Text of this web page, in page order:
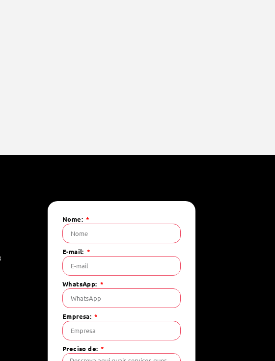
Nome:
E-mail:
WhatsApp:
Empresa:
Preciso de: